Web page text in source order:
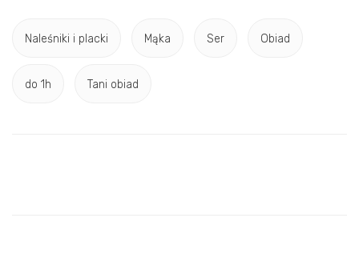
Naleśniki i placki Mąka Ser Obiad
do 1h Tani obiad